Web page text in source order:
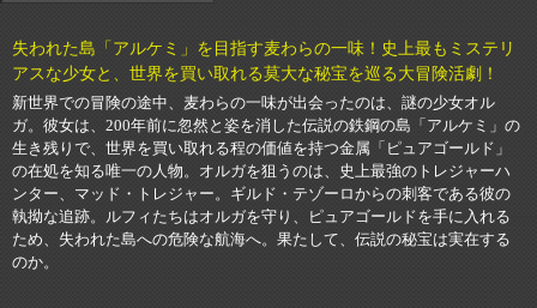
失われた島「アルケミ」を目指す麦わらの一味！史上最もミステリ
アスな少女と、世界を買い取れる莫大な秘宝を巡る大冒険活劇！
新世界での冒険の途中、麦わらの一味が出会ったのは、謎の少女オル
ガ。彼女は、200年前に忽然と姿を消した伝説の鉄鋼の島「アルケミ」の
生き残りで、世界を買い取れる程の価値を持つ金属「ピュアゴールド」
の在処を知る唯一の人物。オルガを狙うのは、史上最強のトレジャーハ
ンター、マッド・トレジャー。ギルド・テゾーロからの刺客である彼の
執拗な追跡。ルフィたちはオルガを守り、ピュアゴールドを手に入れる
ため、失われた島への危険な航海へ。果たして、伝説の秘宝は実在する
のか。